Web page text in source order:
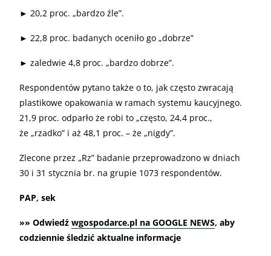
► 20,2 proc. „bardzo źle”.
► 22,8 proc. badanych oceniło go „dobrze”
► zaledwie 4,8 proc. „bardzo dobrze”.
Respondentów pytano także o to, jak często zwracają
plastikowe opakowania w ramach systemu kaucyjnego.
21,9 proc. odparło że robi to „często, 24,4 proc.,
że „rzadko” i aż 48,1 proc. – że „nigdy”.
Zlecone przez „Rz” badanie przeprowadzono w dniach
30 i 31 stycznia br. na grupie 1073 respondentów.
PAP, sek
»» Odwiedź wgospodarce.pl na GOOGLE NEWS, aby
codziennie śledzić aktualne informacje